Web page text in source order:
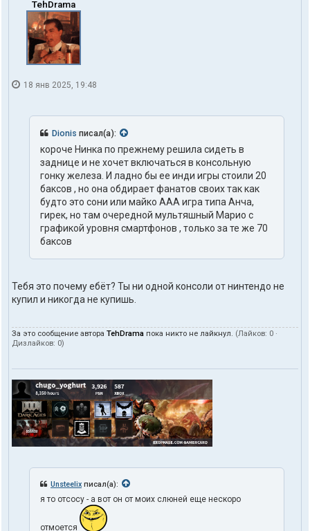
TehDrama
18 янв 2025, 19:48
Dionis писал(а):
короче Нинка по прежнему решила сидеть в
заднице и не хочет включаться в консольную
гонку железа. И ладно бы ее инди игры стоили 20
баксов , но она обдирает фанатов своих так как
будто это сони или майко ААА игра типа Анча,
гирек, но там очередной мультяшный Марио с
графикой уровня смартфонов , только за те же 70
баксов
Тебя это почему ебёт? Ты ни одной консоли от нинтендо не
купил и никогда не купишь.
За это сообщение автора TehDrama пока никто не лайкнул. (Лайков: 0 ·
Дизлайков: 0)
Unsteelix писал(а):
я то отсосу - а вот он от моих слюней еще нескоро
отмоется